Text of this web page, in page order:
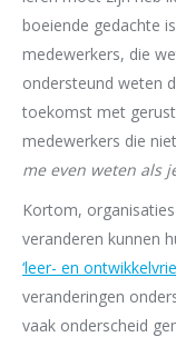
boeiende gedachte
medewerkers, die
ondersteund weten
toekomst met
medewerkers die
me even weten als
Kortom,
veranderen kunnen
‘leer- en
veranderingen
vaak onderscheid